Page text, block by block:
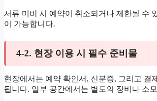
서류 미비 시 예약이 취소되거나 제한될 수
이 가능합니다.
4-2. 현장 이용 시 필수 준비물
현장에서는 예약 확인서, 신분증, 그리고 결
됩니다. 일부 공간에서는 별도의 장비나 소